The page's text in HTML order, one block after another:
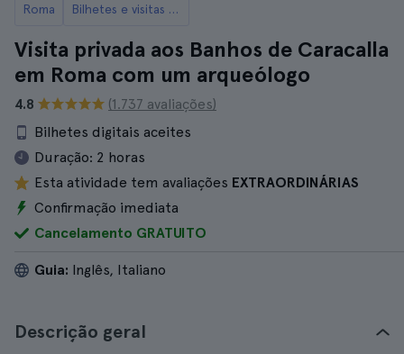
Roma Bilhetes e visitas às Termas de Caracalla em Roma
Visita privada aos Banhos de Caracalla
em Roma com um arqueólogo
4.8
(1.737 avaliações)
Bilhetes digitais aceites
Duração: 2 horas
Esta atividade tem avaliações EXTRAORDINÁRIAS
Confirmação imediata
Cancelamento GRATUITO
Guia: Inglês, Italiano
Descrição geral